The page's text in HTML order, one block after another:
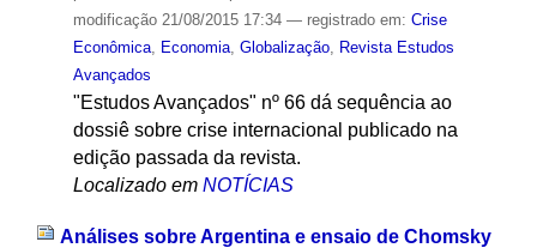
modificação21/08/2015 17:34 — registrado em: Crise
Econômica, Economia, Globalização,
Revista Estudos
Avançados
"Estudos Avançados" nº 66 dá sequência ao
dossiê sobre crise internacional publicado na
edição passada da revista.
Localizado em NOTÍCIAS
Análises sobre Argentina e ensaio de Chomsky